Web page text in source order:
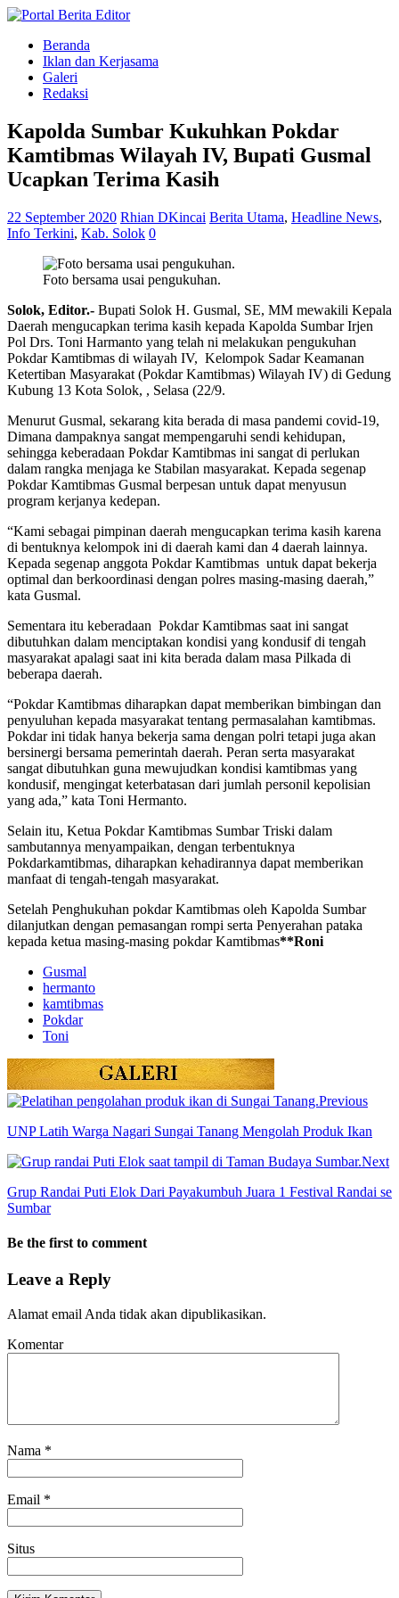
Beranda
Iklan dan Kerjasama
Galeri
Redaksi
Kapolda Sumbar Kukuhkan Pokdar
Kamtibmas Wilayah IV, Bupati Gusmal
Ucapkan Terima Kasih
22 September 2020 Rhian DKincai Berita Utama, Headline News,
Info Terkini, Kab. Solok 0
Foto bersama usai pengukuhan.
Solok, Editor.- Bupati Solok H. Gusmal, SE, MM mewakili Kepala
Daerah mengucapkan terima kasih kepada Kapolda Sumbar Irjen
Pol Drs. Toni Harmanto yang telah ni melakukan pengukuhan
Pokdar Kamtibmas di wilayah IV, Kelompok Sadar Keamanan
Ketertiban Masyarakat (Pokdar Kamtibmas) Wilayah IV) di Gedung
Kubung 13 Kota Solok, , Selasa (22/9.
Menurut Gusmal, sekarang kita berada di masa pandemi covid-19,
Dimana dampaknya sangat mempengaruhi sendi kehidupan,
sehingga keberadaan Pokdar Kamtibmas ini sangat di perlukan
dalam rangka menjaga ke Stabilan masyarakat. Kepada segenap
Pokdar Kamtibmas Gusmal berpesan untuk dapat menyusun
program kerjanya kedepan.
“Kami sebagai pimpinan daerah mengucapkan terima kasih karena
di bentuknya kelompok ini di daerah kami dan 4 daerah lainnya.
Kepada segenap anggota Pokdar Kamtibmas untuk dapat bekerja
optimal dan berkoordinasi dengan polres masing-masing daerah,”
kata Gusmal.
Sementara itu keberadaan Pokdar Kamtibmas saat ini sangat
dibutuhkan dalam menciptakan kondisi yang kondusif di tengah
masyarakat apalagi saat ini kita berada dalam masa Pilkada di
beberapa daerah.
“Pokdar Kamtibmas diharapkan dapat memberikan bimbingan dan
penyuluhan kepada masyarakat tentang permasalahan kamtibmas.
Pokdar ini tidak hanya bekerja sama dengan polri tetapi juga akan
bersinergi bersama pemerintah daerah. Peran serta masyarakat
sangat dibutuhkan guna mewujudkan kondisi kamtibmas yang
kondusif, mengingat keterbatasan dari jumlah personil kepolisian
yang ada,” kata Toni Hermanto.
Selain itu, Ketua Pokdar Kamtibmas Sumbar Triski dalam
sambutannya menyampaikan, dengan terbentuknya
Pokdarkamtibmas, diharapkan kehadirannya dapat memberikan
manfaat di tengah-tengah masyarakat.
Setelah Penghukuhan pokdar Kamtibmas oleh Kapolda Sumbar
dilanjutkan dengan pemasangan rompi serta Penyerahan pataka
kepada ketua masing-masing pokdar Kamtibmas**Roni
Gusmal
hermanto
kamtibmas
Pokdar
Toni
Previous
UNP Latih Warga Nagari Sungai Tanang Mengolah Produk Ikan
Next
Grup Randai Puti Elok Dari Payakumbuh Juara 1 Festival Randai se
Sumbar
Be the first to comment
Leave a Reply
Alamat email Anda tidak akan dipublikasikan.
Komentar
Nama *
Email *
Situs